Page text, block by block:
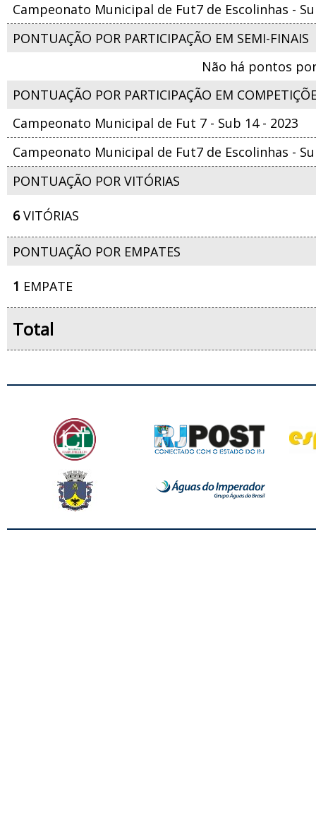
Campeonato Municipal de Fut7 de Escolinhas -
PONTUAÇÃO POR PARTICIPAÇÃO EM SEMI-FINAIS
Não há pontos
PONTUAÇÃO POR PARTICIPAÇÃO EM
Campeonato Municipal de Fut 7 - Sub 14 - 2023
Campeonato Municipal de Fut7 de Escolinhas -
PONTUAÇÃO POR VITÓRIAS
6VITÓRIAS
PONTUAÇÃO POR EMPATES
1 EMPATE
Total